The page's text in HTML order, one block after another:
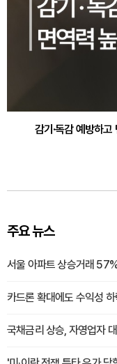
감기·독감 예방하
주요 뉴스
서울 아파트 상승거래
카드론 확대에도 수익성
국채금리 상승, 자영업자